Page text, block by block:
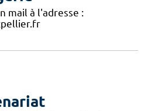
mail à l'adresse :